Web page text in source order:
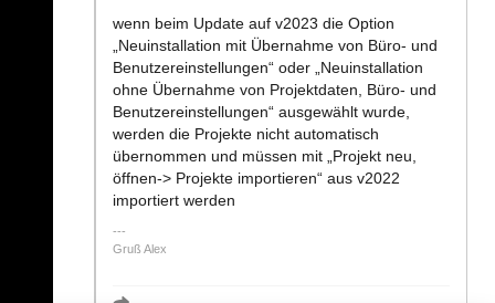
wenn beim Update auf v2023 die Option
„Neuinstallation mit Übernahme von Büro- und
Benutzereinstellungen“ oder „Neuinstallation
ohne Übernahme von Projektdaten, Büro- und
Benutzereinstellungen“ ausgewählt wurde,
werden die Projekte nicht automatisch
übernommen und müssen mit „Projekt neu,
öffnen-> Projekte importieren“ aus v2022
importiert werden
Gruß Alex